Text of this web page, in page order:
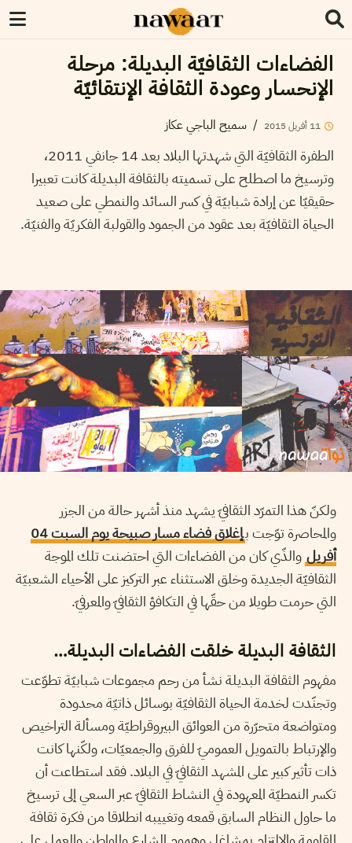
الفضاءات الثقافيّة البديلة: مرحلة
الإنحسار وعودة الثقافة الإنتقائيّة
11 أفريل 2015
/ سميح الباجي عكاز
الطفرة الثقافيّة التي شهدتها البلاد بعد 14 جانفي 2011،
وترسيخ ما اصطلح على تسميته بالثقافة البديلة كانت تعبيرا
حقيقيّا عن إرادة شبابيّة في كسر السائد والنمطي على صعيد
الحياة الثقافيّة بعد عقود من الجمود والقولبة الفكريّة والفنيّة.
ولكنّ هذا التمرّد الثقافيّ يشهد منذ أشهر حالة من الجزر
والمحاصرة توّجت ب
إغلاق فضاء مسار صبيحة يوم السبت 04
أفريل والذّي كان من الفضاءات التي احتضنت تلك الموجة
الثقافيّة الجديدة وخلق الاستثناء عبر التركيز على الأحياء الشعبيّة
التي حرمت طويلا من حقّها في التكافؤ الثقافيّ والمعرفيّ.
الثقافة البديلة خلقت الفضاءات البديلة…
مفهوم الثقافة البديلة نشأ من رحم مجموعات شبابيّة تطوّعت
وتجنّدت لخدمة الحياة الثقافيّة بوسائل ذاتيّة محدودة
ومتواضعة متحرّرة من العوائق البيروقراطيّة ومسألة التراخيص
والإرتباط بالتمويل العموميّ للفرق والجمعيّات، ولكّنها كانت
ذات تأثير كبير على المشهد الثقافيّ في البلاد. فقد استطاعت أن
تكسر النمطيّة المعهودة في النشاط الثقافيّ عبر السعي إلى ترسيخ
ما حاول النظام السابق قمعه وتغييبه انطلاقا من فكرة ثقافة